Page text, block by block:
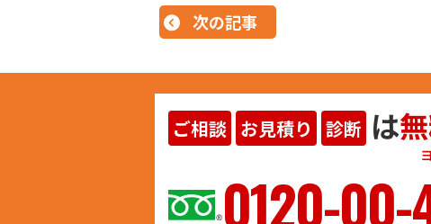
次の記事
ご相談 お見積り 診断 は
0120-00-
ヨイ